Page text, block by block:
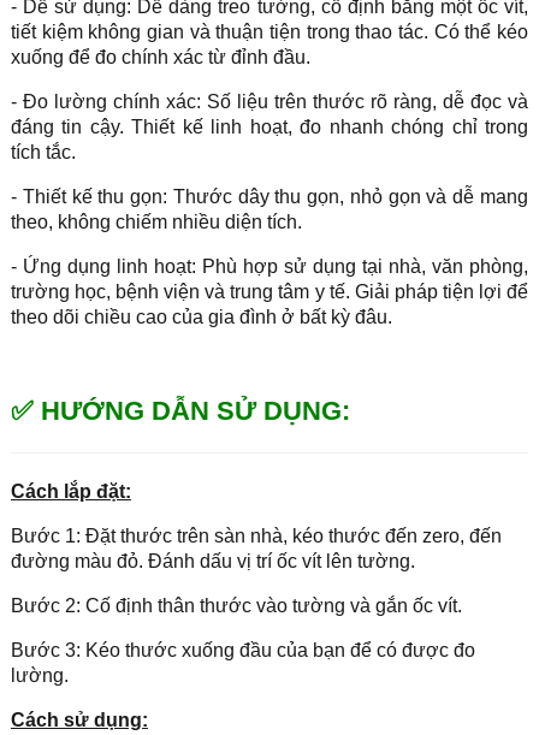
- Dễ sử dụng: Dễ dàng treo tường, cố định bằng một ốc vít,
tiết kiệm không gian và thuận tiện trong thao tác. Có thể kéo
xuống để đo chính xác từ đỉnh đầu.
- Đo lường chính xác: Số liệu trên thước rõ ràng, dễ đọc và
đáng tin cậy. Thiết kế linh hoạt, đo nhanh chóng chỉ trong
tích tắc.
- Thiết kế thu gọn: Thước dây thu gọn, nhỏ gọn và dễ mang
theo, không chiếm nhiều diện tích.
- Ứng dụng linh hoạt: Phù hợp sử dụng tại nhà, văn phòng,
trường học, bệnh viện và trung tâm y tế. Giải pháp tiện lợi để
theo dõi chiều cao của gia đình ở bất kỳ đâu.
✅ HƯỚNG DẪN SỬ DỤNG:
Cách lắp đặt:
Bước 1: Đặt thước trên sàn nhà, kéo thước đến zero, đến
đường màu đỏ. Đánh dấu vị trí ốc vít lên tường.
Bước 2: Cố định thân thước vào tường và gắn ốc vít.
Bước 3: Kéo thước xuống đầu của bạn để có được đo
lường.
Cách sử dụng: